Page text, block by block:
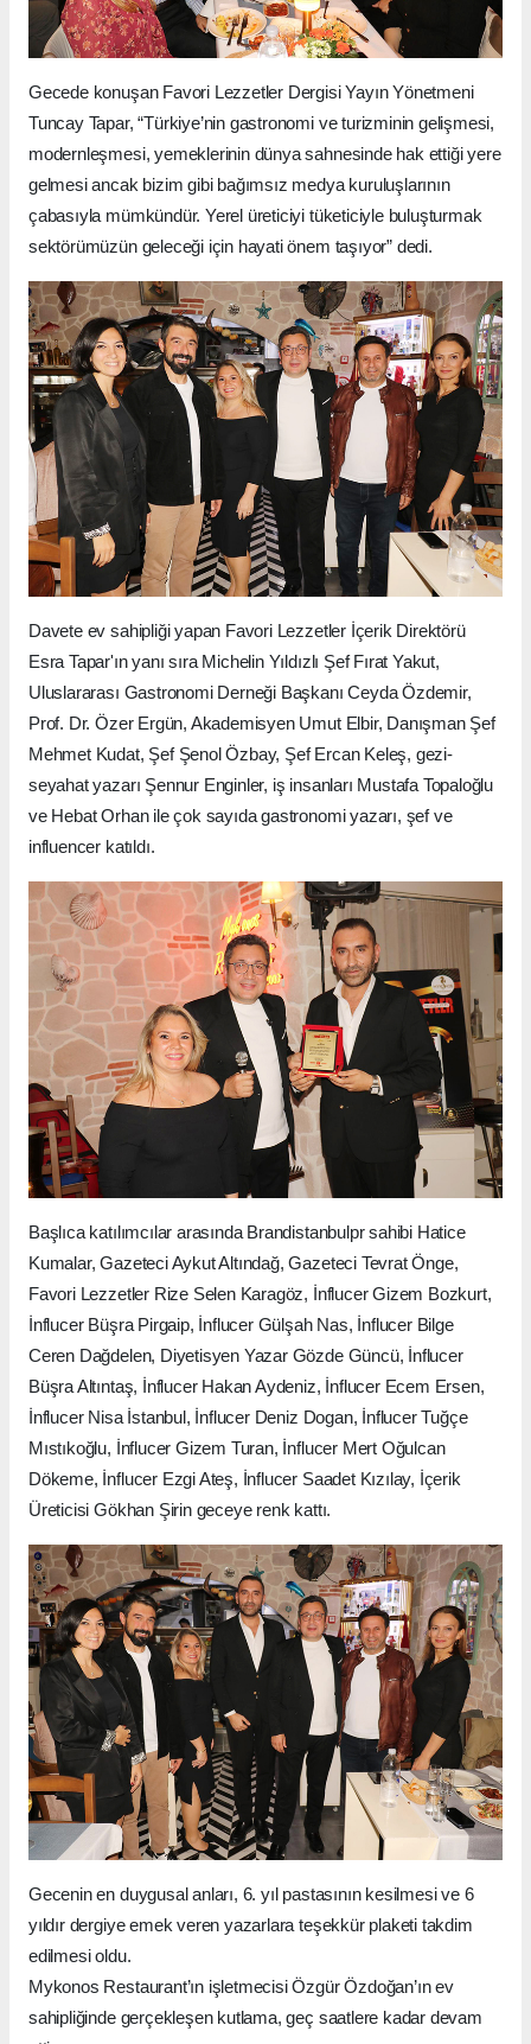
Gecede konuşan Favori Lezzetler Dergisi Yayın Yönetmeni
Tuncay Tapar, “Türkiye’nin gastronomi ve turizminin gelişmesi,
modernleşmesi, yemeklerinin dünya sahnesinde hak ettiği yere
gelmesi ancak bizim gibi bağımsız medya kuruluşlarının
çabasıyla mümkündür. Yerel üreticiyi tüketiciyle buluşturmak
sektörümüzün geleceği için hayati önem taşıyor” dedi.
Davete ev sahipliği yapan Favori Lezzetler İçerik Direktörü
Esra Tapar'ın yanı sıra Michelin Yıldızlı Şef Fırat Yakut,
Uluslararası Gastronomi Derneği Başkanı Ceyda Özdemir,
Prof. Dr. Özer Ergün, Akademisyen Umut Elbir, Danışman Şef
Mehmet Kudat, Şef Şenol Özbay, Şef Ercan Keleş, gezi-
seyahat yazarı Şennur Enginler, iş insanları Mustafa Topaloğlu
ve Hebat Orhan ile çok sayıda gastronomi yazarı, şef ve
influencer katıldı.
Başlıca katılımcılar arasında Brandistanbulpr sahibi Hatice
Kumalar, Gazeteci Aykut Altındağ, Gazeteci Tevrat Önge,
Favori Lezzetler Rize Selen Karagöz, İnflucer Gizem Bozkurt,
İnflucer Büşra Pirgaip, İnflucer Gülşah Nas, İnflucer Bilge
Ceren Dağdelen, Diyetisyen Yazar Gözde Güncü, İnflucer
Büşra Altıntaş, İnflucer Hakan Aydeniz, İnflucer Ecem Ersen,
İnflucer Nisa İstanbul, İnflucer Deniz Dogan, İnflucer Tuğçe
Mıstıkoğlu, İnflucer Gizem Turan, İnflucer Mert Oğulcan
Dökeme, İnflucer Ezgi Ateş, İnflucer Saadet Kızılay, İçerik
Üreticisi Gökhan Şirin geceye renk kattı.
Gecenin en duygusal anları, 6. yıl pastasının kesilmesi ve 6
yıldır dergiye emek veren yazarlara teşekkür plaketi takdim
edilmesi oldu.
Mykonos Restaurant’ın işletmecisi Özgür Özdoğan’ın ev
sahipliğinde gerçekleşen kutlama, geç saatlere kadar devam